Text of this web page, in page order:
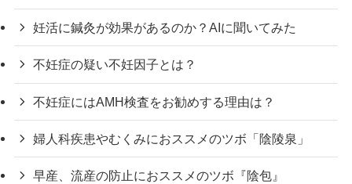
妊活に鍼灸が効果があるのか？AIに聞いてみた
不妊症の疑い不妊因子とは？
不妊症にはAMH検査をお勧めする理由は？
婦人科疾患やむくみにおススメのツボ「陰陵泉」
早産、流産の防止におススメのツボ『陰包』